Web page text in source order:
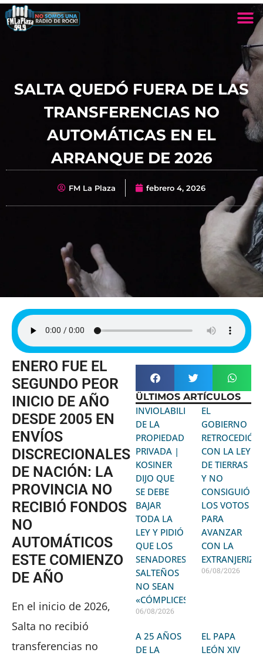
SALTA QUEDÓ FUERA DE LAS
TRANSFERENCIAS NO
AUTOMÁTICAS EN EL
ARRANQUE DE 2026
FM La Plaza febrero 4, 2026
ENERO FUE EL
SEGUNDO PEOR
INICIO DE AÑO
DESDE 2005 EN
ENVÍOS
DISCRECIONALES
DE NACIÓN: LA
PROVINCIA NO
RECIBIÓ FONDOS
NO
AUTOMÁTICOS
ESTE COMIENZO
DE AÑO
En el inicio de 2026,
Salta no recibió
transferencias no
ÜLTIMOS ARTÍCULOS
INVIOLABILIDAD
DE LA
PROPIEDAD
PRIVADA |
KOSINER
DIJO QUE
SE DEBE
BAJAR
TODA LA
LEY Y PIDIÓ
QUE LOS
SENADORES
SALTEÑOS
NO SEAN
«CÓMPLICES»
06/08/2026
EL
GOBIERNO
RETROCEDIÓ
CON LA LEY
DE TIERRAS
Y NO
CONSIGUIÓ
LOS VOTOS
PARA
AVANZAR
CON LA
06/08/2026
A 25 AÑOS
DE LA
EL PAPA
LEÓN XIV